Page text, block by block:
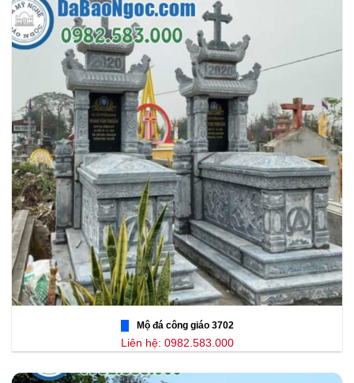
Mộ đá công giáo 3702
Liên hệ: 0982.583.000